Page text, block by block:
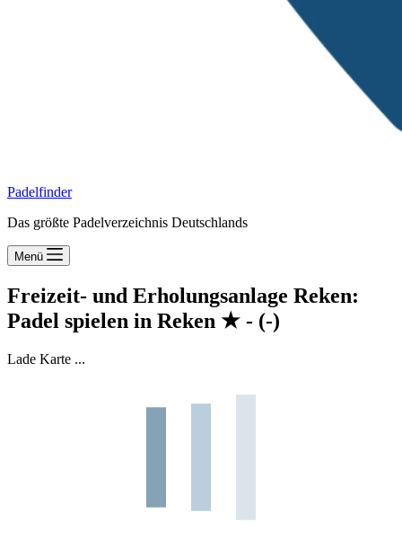
Padelfinder
Das größte Padelverzeichnis Deutschlands
Menü
Freizeit- und Erholungsanlage Reken:
Padel spielen in Reken ★ - (-)
Lade Karte ...